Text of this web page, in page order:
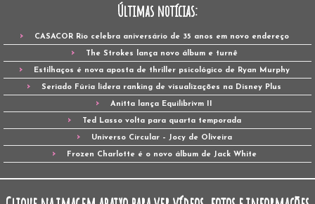
Últimas notícias:
CASACOR Rio celebra aniversário de 35 anos em novo endereço
The Strokes lança novo álbum e turnê
Estilhaços é nova aposta de thriller psicológico de Ryan Murphy
Seriado Fúria lidera ranking de visualizações na Disney Plus
Anitta lança Equilibrivm II
Ted Lasso volta para quarta temporada
Universo Circular – Jocy de Oliveira
Frozen Charlotte é o novo álbum de Jack White